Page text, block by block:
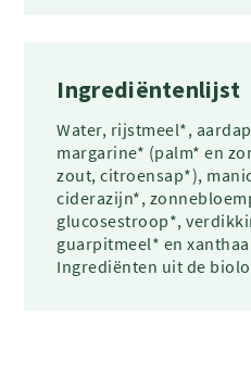
Ingrediëntenlijst
Water, rijstmeel*,
margarine* (palm* en
zout, citroensap*),
ciderazijn*,
glucosestroop*,
guarpitmeel* en
Ingrediënten uit de